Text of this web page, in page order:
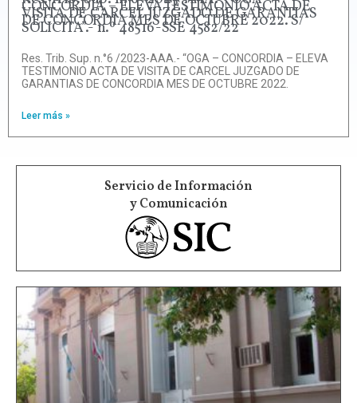
CONCORDIA – ELEVA TESTIMONIO ACTA DE
VISITA DE CARCEL JUZGADO DE GARANTIAS
DE CONCORDIA MES DE OCTUBRE 2022. S/
SOLICITA”.- n.º 48516-SSE 4582/22
Res. Trib. Sup. n.°6 /2023-AAA.- “OGA – CONCORDIA – ELEVA
TESTIMONIO ACTA DE VISITA DE CARCEL JUZGADO DE
GARANTIAS DE CONCORDIA MES DE OCTUBRE 2022.
Leer más »
Servicio de Información
y Comunicación